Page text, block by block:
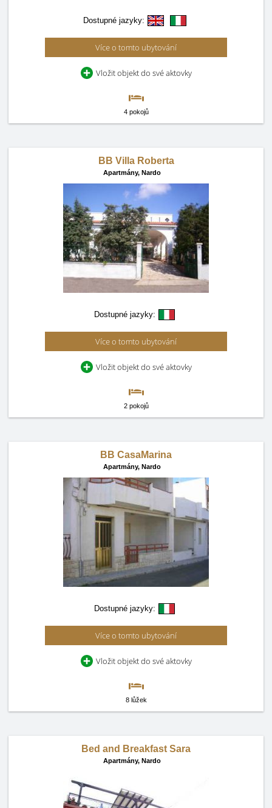
Dostupné jazyky:
Více o tomto ubytování
Vložit objekt do své aktovky
4 pokojů
BB Villa Roberta
Apartmány, Nardo
Dostupné jazyky:
Více o tomto ubytování
Vložit objekt do své aktovky
2 pokojů
BB CasaMarina
Apartmány, Nardo
Dostupné jazyky:
Více o tomto ubytování
Vložit objekt do své aktovky
8 lůžek
Bed and Breakfast Sara
Apartmány, Nardo